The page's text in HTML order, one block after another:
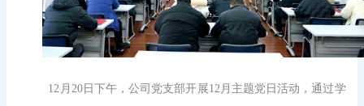
12月20日下午，公司党支部开展12月主题党日活动，通过学